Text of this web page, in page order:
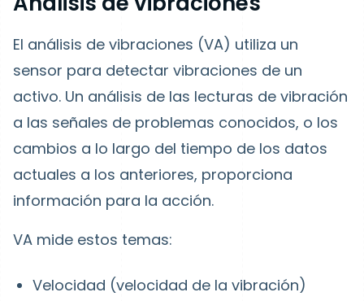
El análisis de vibraciones (VA) utiliza un
sensor para detectar vibraciones de un
activo. Un análisis de las lecturas de vibración
a las señales de problemas conocidos, o los
cambios a lo largo del tiempo de los datos
actuales a los anteriores, proporciona
información para la acción.
VA mide estos temas:
Velocidad (velocidad de la vibración)